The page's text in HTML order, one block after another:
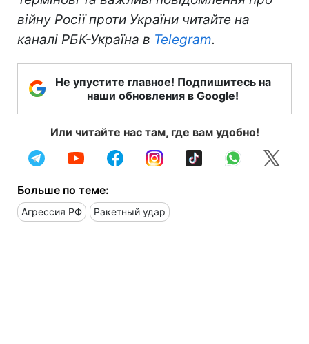
війну Росії проти України читайте на
каналі РБК-Україна в Telegram.
Не упустите главное! Подпишитесь на
наши обновления в Google!
Или читайте нас там, где вам удобно!
Больше по теме:
Агрессия РФ Ракетный удар